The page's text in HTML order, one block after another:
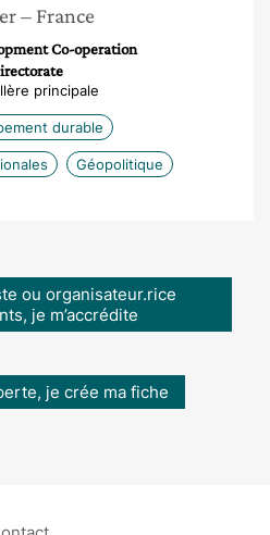
– France
Co-operation
principale
durable
Géopolitique
ou organisateur.rice
je m’accrédite
je crée ma fiche